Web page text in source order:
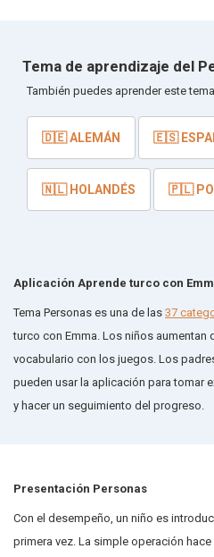
Tema de aprendizaje del
También puedes aprender este
🇩🇪 ALEMÁN 🇪🇸
🇳🇱 HOLANDÉS 🇵🇱
Aplicación Aprende turco con
Tema Personas es una de las 37
turco con Emma. Los niños aumentan
vocabulario con los juegos. Los
pueden usar la aplicación para tomar
y hacer un seguimiento del progreso.
Presentación Personas
Con el desempeño, un niño es
primera vez. La simple operación